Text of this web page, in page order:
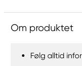
Om produktet
Følg alltid